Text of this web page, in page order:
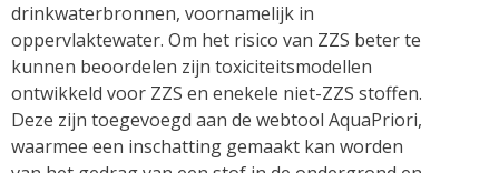
drinkwaterbronnen, voornamelijk in
oppervlaktewater. Om het risico van ZZS beter te
kunnen beoordelen zijn toxiciteitsmodellen
ontwikkeld voor ZZS en enekele niet-ZZS stoffen.
Deze zijn toegevoegd aan de webtool AquaPriori,
waarmee een inschatting gemaakt kan worden